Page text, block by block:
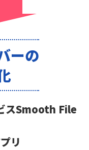
ーの
スSmooth File
リ